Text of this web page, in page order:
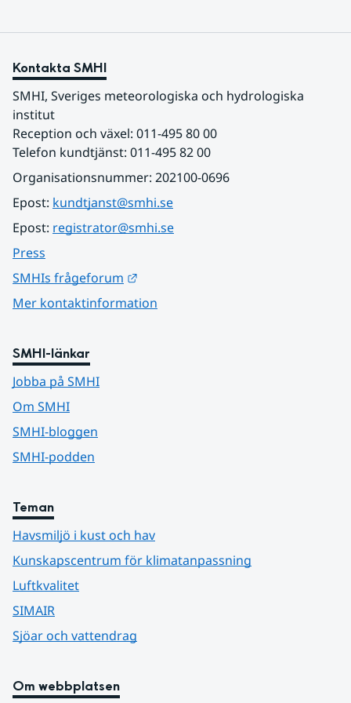
Kontakta SMHI
SMHI, Sveriges meteorologiska och hydrologiska
institut
Reception och växel: 011-495 80 00
Telefon kundtjänst: 011-495 82 00
Organisationsnummer: 202100-0696
Epost: kundtjanst@smhi.se
Epost: registrator@smhi.se
Press
SMHIs frågeforum
Mer kontaktinformation
SMHI-länkar
Jobba på SMHI
Om SMHI
SMHI-bloggen
SMHI-podden
Teman
Havsmiljö i kust och hav
Kunskapscentrum för klimatanpassning
Luftkvalitet
SIMAIR
Sjöar och vattendrag
Om webbplatsen